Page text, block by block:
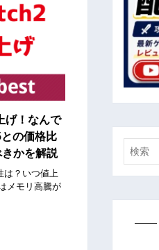
げ！なんで
の価格比
かを解説
は？いつ値上
メモリ高騰が